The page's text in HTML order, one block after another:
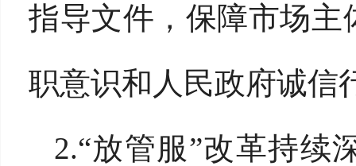
指导文件，保障市场
职意识和人民政府诚信
2.“放管服”改革持续